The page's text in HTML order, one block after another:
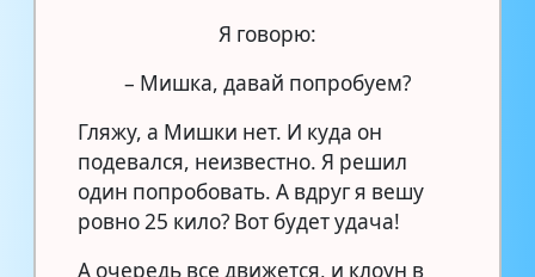
Я говорю:
– Мишка, давай попробуем?
Гляжу, а Мишки нет. И куда он
подевался, неизвестно. Я решил
один попробовать. А вдруг я вешу
ровно 25 кило? Вот будет удача!
А очередь все движется, и клоун в